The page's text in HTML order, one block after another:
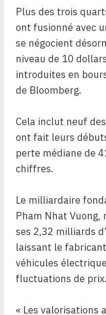
Plus des trois
ont fusionné avec
se négocient
niveau de 10
introduites en
de Bloomberg.
Cela inclut neuf
ont fait leurs
perte médiane de
chiffres.
Le milliardaire
Pham Nhat Vuong,
ses 2,32 milliards
laissant le
véhicules
fluctuations de prix.
« Les valorisations